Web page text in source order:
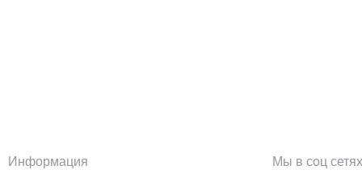
Информация Мы в соц сетях